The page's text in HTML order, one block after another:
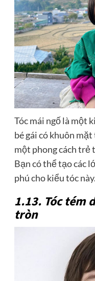
Tóc mái ngố là một
bé gái có khuôn
một phong cách trẻ
Bạn có thể tạo các
phú cho kiểu tóc này.
1.13. Tóc tém
tròn